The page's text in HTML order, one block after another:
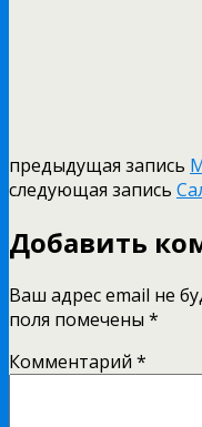
предыдущая запись
следующая запись
Добавить
Ваш адрес email не
поля помечены *
Комментарий *